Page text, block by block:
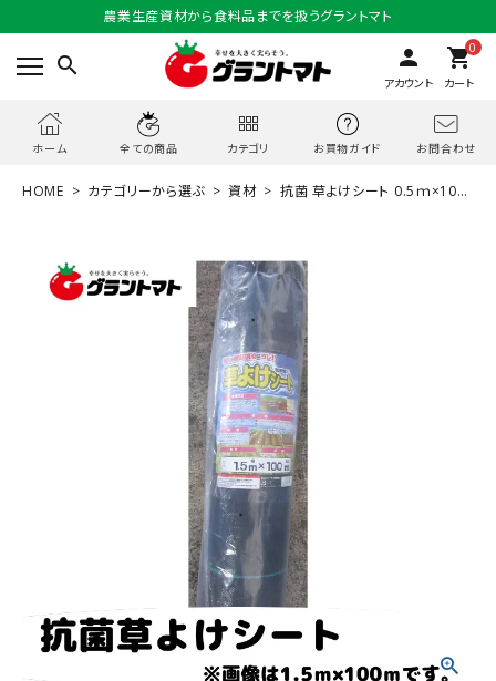
農業生産資材から食料品までを扱うグラントマト
search person
アカウント
0
shopping_cart
カート
ホーム 全ての商品 カテゴリ お買物ガイド お問合わせ
HOME カテゴリーから選ぶ 資材
抗菌 草よけシート 0.5ｍ×100
資材 ガーデニング 家庭菜園 ハウス 除草シート 雑草防止シート 雑草シー
ト 雑草が生えない）